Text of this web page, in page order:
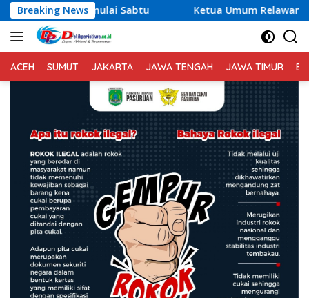
Langsung
ke
konten
Breaking NewsKetua Umum Relawan Peduli Rakyat Lintas Batas
ACEH SUMUT JAKARTA JAWA TENGAH JAWA TIMUR